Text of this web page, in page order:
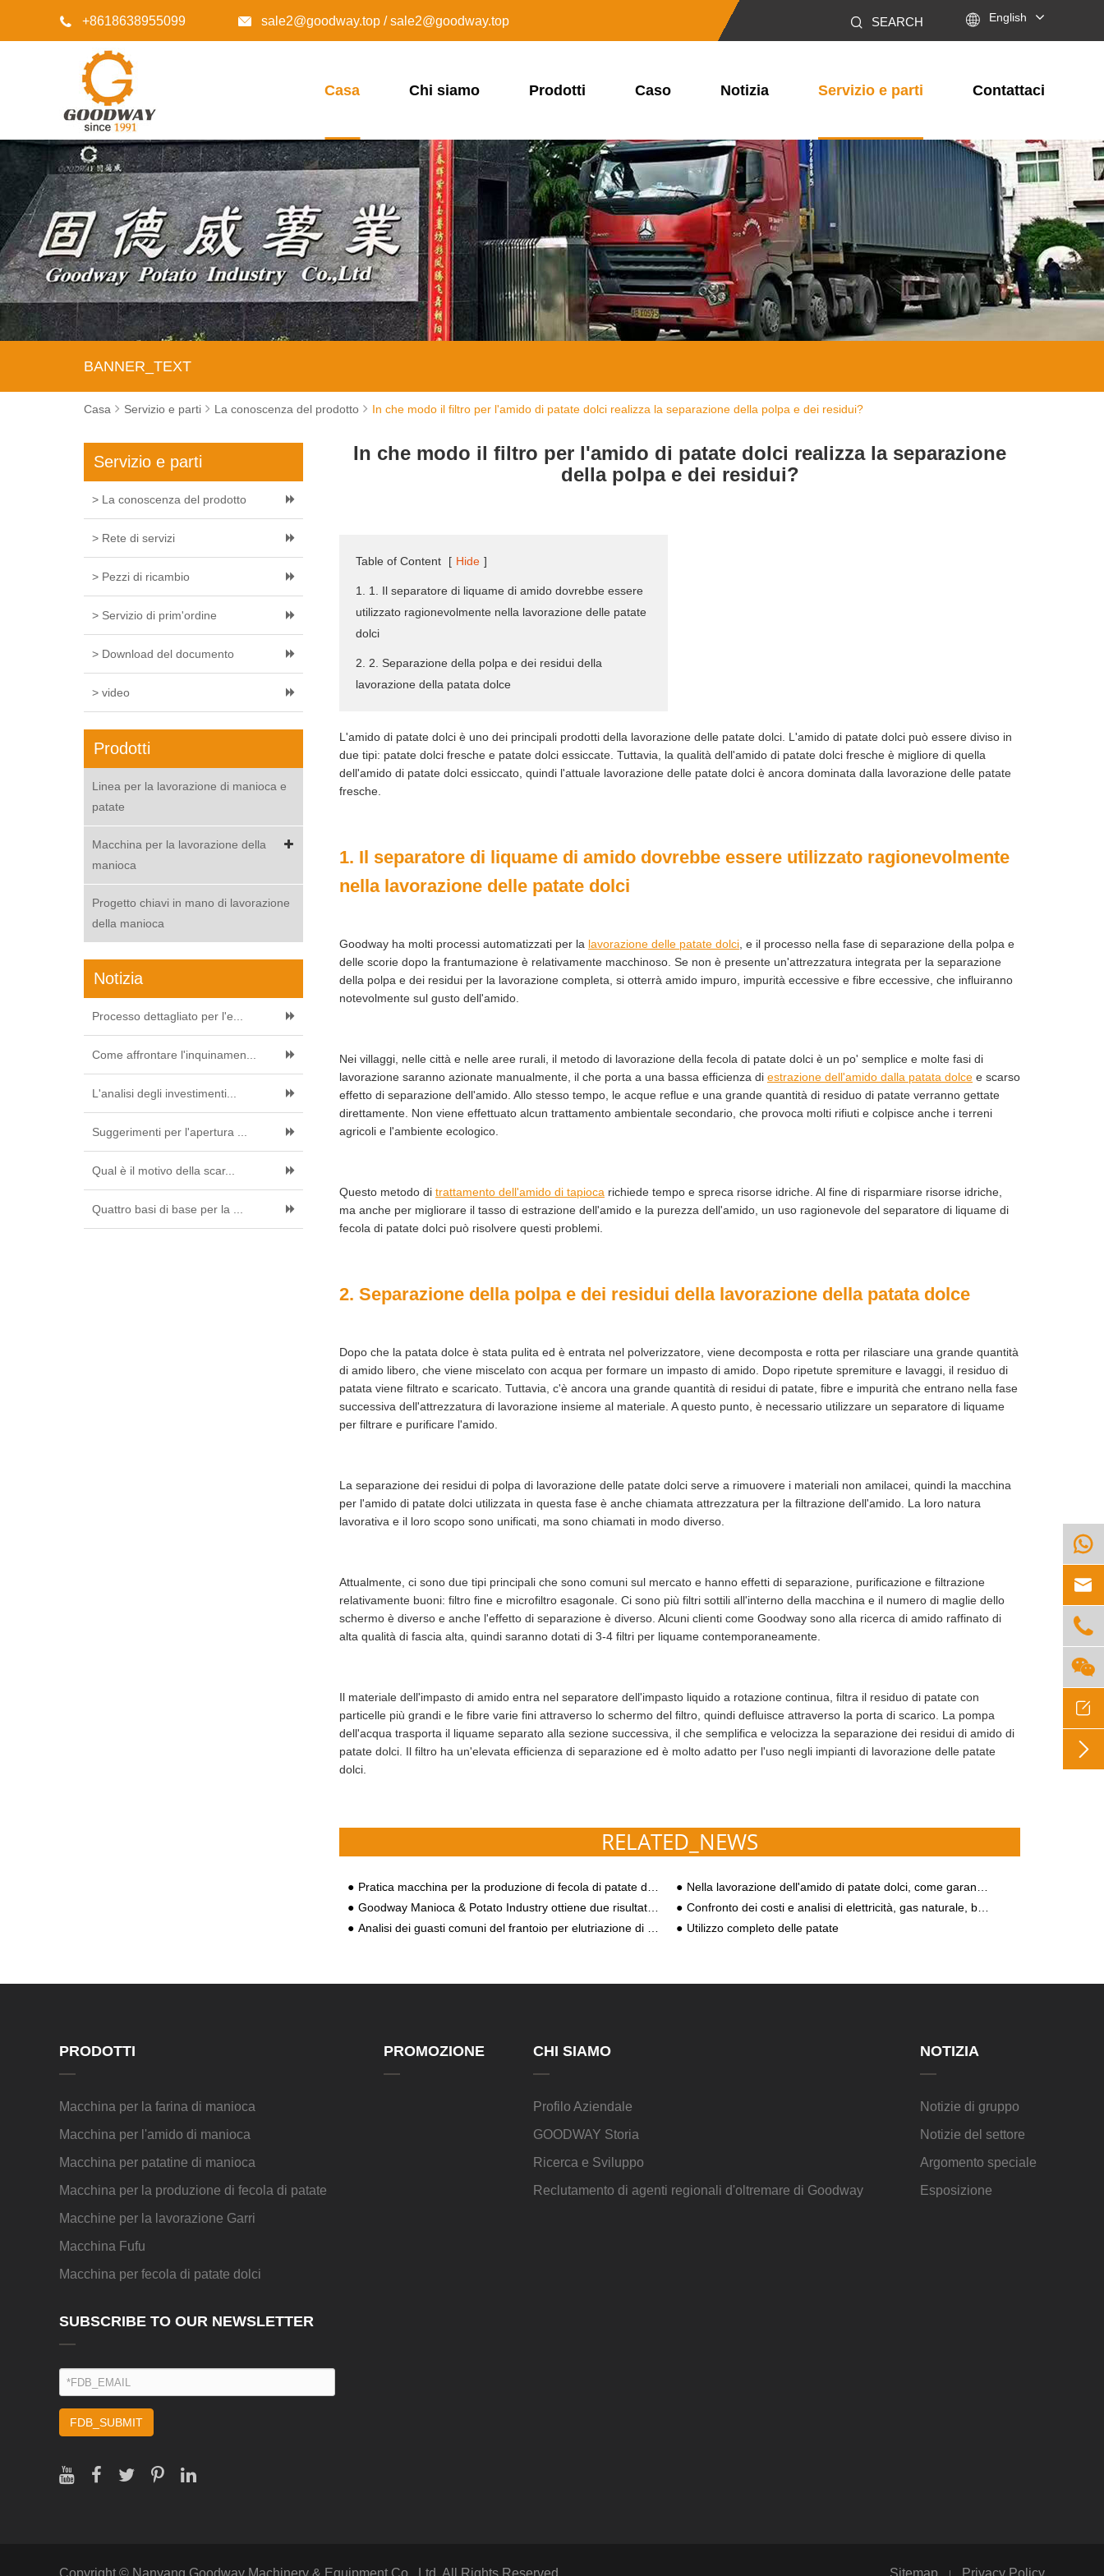
 +8618638955099  sale2@goodway.top / sale2@goodway.top SEARCH  English
Casa Chi siamo Prodotti Caso Notizia Servizio e parti Contattaci
BANNER_TEXT
Casa Servizio e parti La conoscenza del prodotto In che modo il filtro per l'amido di patate dolci realizza la separazione della polpa e dei residui?
Servizio e parti
> La conoscenza del prodotto
> Rete di servizi
> Pezzi di ricambio
> Servizio di prim'ordine
> Download del documento
> video
Prodotti
Linea per la lavorazione di manioca e
patate
Macchina per la lavorazione della
manioca
Progetto chiavi in mano di lavorazione
della manioca
Notizia
Processo dettagliato per l'e...
Come affrontare l'inquinamen...
L'analisi degli investimenti...
Suggerimenti per l'apertura ...
Qual è il motivo della scar...
Quattro basi di base per la ...
In che modo il filtro per l'amido di patate dolci realizza la separazione
della polpa e dei residui?
Table of Content [ Hide ]
1. 1. Il separatore di liquame di amido dovrebbe essere
utilizzato ragionevolmente nella lavorazione delle patate
dolci
2. 2. Separazione della polpa e dei residui della
lavorazione della patata dolce
L'amido di patate dolci è uno dei principali prodotti della lavorazione delle patate dolci. L'amido di patate dolci può essere diviso in
due tipi: patate dolci fresche e patate dolci essiccate. Tuttavia, la qualità dell'amido di patate dolci fresche è migliore di quella
dell'amido di patate dolci essiccato, quindi l'attuale lavorazione delle patate dolci è ancora dominata dalla lavorazione delle patate
fresche.
1. Il separatore di liquame di amido dovrebbe essere utilizzato ragionevolmente
nella lavorazione delle patate dolci
Goodway ha molti processi automatizzati per la lavorazione delle patate dolci , e il processo nella fase di separazione della polpa e
delle scorie dopo la frantumazione è relativamente macchinoso. Se non è presente un'attrezzatura integrata per la separazione
della polpa e dei residui per la lavorazione completa, si otterrà amido impuro, impurità eccessive e fibre eccessive, che influiranno
notevolmente sul gusto dell'amido.
Nei villaggi, nelle città e nelle aree rurali, il metodo di lavorazione della fecola di patate dolci è un po' semplice e molte fasi di
lavorazione saranno azionate manualmente, il che porta a una bassa efficienza di estrazione dell'amido dalla patata dolce e scarso
effetto di separazione dell'amido. Allo stesso tempo, le acque reflue e una grande quantità di residuo di patate verranno gettate
direttamente. Non viene effettuato alcun trattamento ambientale secondario, che provoca molti rifiuti e colpisce anche i terreni
agricoli e l'ambiente ecologico.
Questo metodo di trattamento dell'amido di tapioca richiede tempo e spreca risorse idriche. Al fine di risparmiare risorse idriche,
ma anche per migliorare il tasso di estrazione dell'amido e la purezza dell'amido, un uso ragionevole del separatore di liquame di
fecola di patate dolci può risolvere questi problemi.
2. Separazione della polpa e dei residui della lavorazione della patata dolce
Dopo che la patata dolce è stata pulita ed è entrata nel polverizzatore, viene decomposta e rotta per rilasciare una grande quantità
di amido libero, che viene miscelato con acqua per formare un impasto di amido. Dopo ripetute spremiture e lavaggi, il residuo di
patata viene filtrato e scaricato. Tuttavia, c'è ancora una grande quantità di residui di patate, fibre e impurità che entrano nella fase
successiva dell'attrezzatura di lavorazione insieme al materiale. A questo punto, è necessario utilizzare un separatore di liquame
per filtrare e purificare l'amido.
La separazione dei residui di polpa di lavorazione delle patate dolci serve a rimuovere i materiali non amilacei, quindi la macchina
per l'amido di patate dolci utilizzata in questa fase è anche chiamata attrezzatura per la filtrazione dell'amido. La loro natura
lavorativa e il loro scopo sono unificati, ma sono chiamati in modo diverso.
Attualmente, ci sono due tipi principali che sono comuni sul mercato e hanno effetti di separazione, purificazione e filtrazione
relativamente buoni: filtro fine e microfiltro esagonale. Ci sono più filtri sottili all'interno della macchina e il numero di maglie dello
schermo è diverso e anche l'effetto di separazione è diverso. Alcuni clienti come Goodway sono alla ricerca di amido raffinato di
alta qualità di fascia alta, quindi saranno dotati di 3-4 filtri per liquame contemporaneamente.
Il materiale dell'impasto di amido entra nel separatore dell'impasto liquido a rotazione continua, filtra il residuo di patate con
particelle più grandi e le fibre varie fini attraverso lo schermo del filtro, quindi defluisce attraverso la porta di scarico. La pompa
dell'acqua trasporta il liquame separato alla sezione successiva, il che semplifica e velocizza la separazione dei residui di amido di
patate dolci. Il filtro ha un'elevata efficienza di separazione ed è molto adatto per l'uso negli impianti di lavorazione delle patate
dolci.
RELATED_NEWS
Pratica macchina per la produzione di fecola di patate dolci - L'ottimizzazione degli utenti di lavorazione dell'amido di piccole e medie dimensioni
Nella lavorazione dell'amido di patate dolci, come garantire il corretto funzionamento delle apparecchiature?
Goodway Manioca & Potato Industry ottiene due risultati scientifici e tecnologici nella provincia di Henan
Confronto dei costi e analisi di elettricità, gas naturale, biomassa e altre modalità di approvvigionamento energetico nella lavorazione dell'amido
Analisi dei guasti comuni del frantoio per elutriazione di troppopieno
Utilizzo completo delle patate
PRODOTTI
Macchina per la farina di manioca
Macchina per l'amido di manioca
Macchina per patatine di manioca
Macchina per la produzione di fecola di patate
Macchine per la lavorazione Garri
Macchina Fufu
Macchina per fecola di patate dolci
SUBSCRIBE TO OUR NEWSLETTER
FDB_SUBMIT
PROMOZIONE CHI SIAMO
Profilo Aziendale
GOODWAY Storia
Ricerca e Sviluppo
Reclutamento di agenti regionali d'oltremare di Goodway
NOTIZIA
Notizie di gruppo
Notizie del settore
Argomento speciale
Esposizione
Copyright © Nanyang Goodway Machinery & Equipment Co., Ltd. All Rights Reserved Sitemap Privacy Policy





